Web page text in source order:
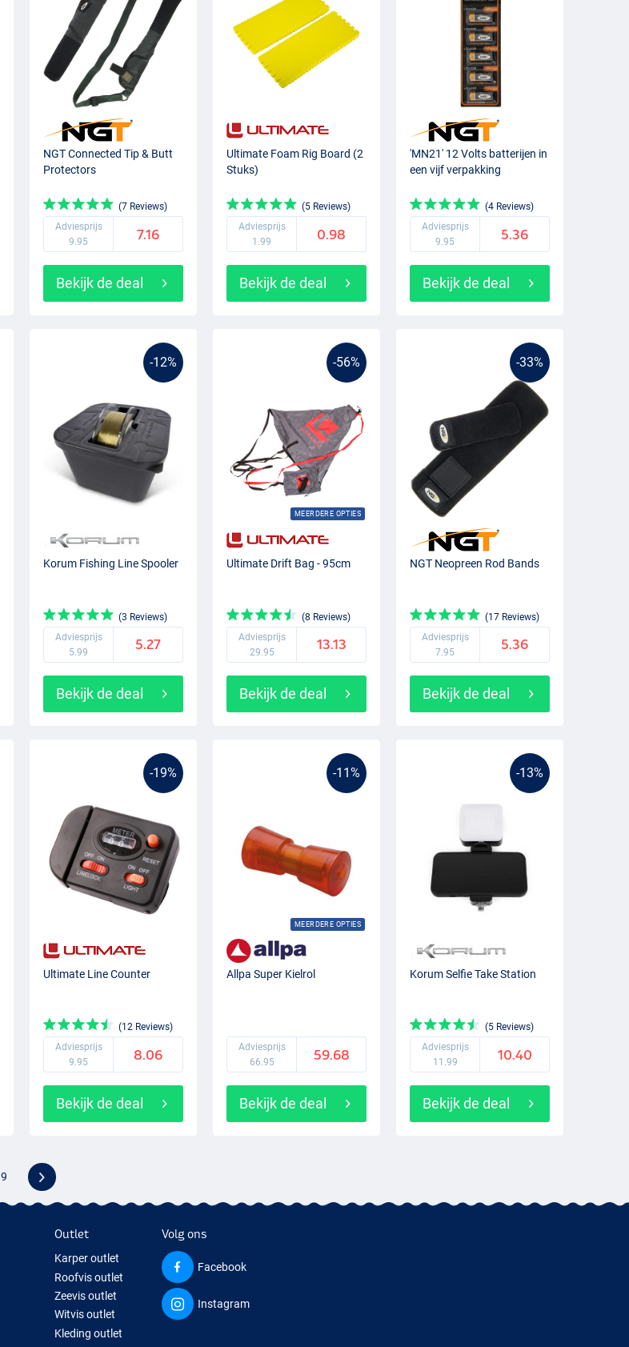
NGT Connected Tip & Butt
Protectors
(7 Reviews)
Adviesprijs
9.95
7.16
Bekijk de deal
Ultimate Foam Rig Board (2
Stuks)
(5 Reviews)
Adviesprijs
1.99
0.98
Bekijk de deal
'MN21' 12 Volts batterijen in
een vijf verpakking
(4 Reviews)
Adviesprijs
9.95
5.36
Bekijk de deal
-12%
Korum Fishing Line Spooler
(3 Reviews)
Adviesprijs
5.99
5.27
Bekijk de deal
-56%
MEERDERE OPTIES
Ultimate Drift Bag - 95cm
(8 Reviews)
Adviesprijs
29.95
13.13
Bekijk de deal
-33%
NGT Neopreen Rod Bands
(17 Reviews)
Adviesprijs
7.95
5.36
Bekijk de deal
-19%
Ultimate Line Counter
(12 Reviews)
Adviesprijs
9.95
8.06
Bekijk de deal
-11%
MEERDERE OPTIES
Allpa Super Kielrol
Adviesprijs
66.95
59.68
Bekijk de deal
-13%
Korum Selfie Take Station
(5 Reviews)
Adviesprijs
11.99
10.40
Bekijk de deal
9
Outlet
Karper outlet
Roofvis outlet
Zeevis outlet
Witvis outlet
Kleding outlet
Volg ons
Facebook
Instagram